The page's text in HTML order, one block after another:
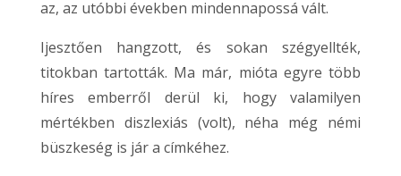
az, az utóbbi években mindennapossá vált.
Ijesztően hangzott, és sokan szégyellték,
titokban tartották. Ma már, mióta egyre több
híres emberről derül ki, hogy valamilyen
mértékben diszlexiás (volt), néha még némi
büszkeség is jár a címkéhez.